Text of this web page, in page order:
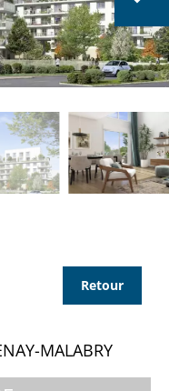
Retour
MALABRY